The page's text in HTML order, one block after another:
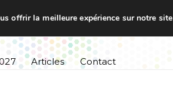
Articles Contact
offrir la meilleure expérience sur notre site